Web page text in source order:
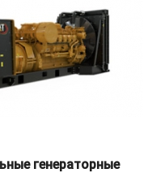
генераторные